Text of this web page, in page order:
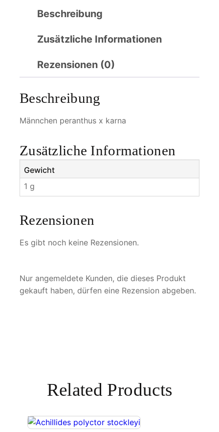
M
n
e
Beschreibung
Zusätzliche Informationen
Rezensionen (0)
Beschreibung
Männchen peranthus x karna
Zusätzliche Informationen
Gewicht
1 g
Rezensionen
Es gibt noch keine Rezensionen.
Nur angemeldete Kunden, die dieses Produkt
gekauft haben, dürfen eine Rezension abgeben.
Related Products